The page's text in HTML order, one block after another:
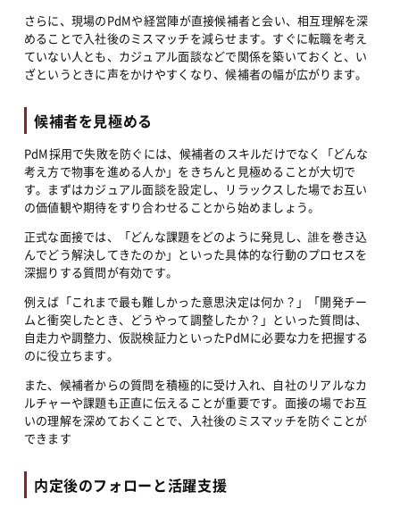
さらに、現場のPdMや経営陣が直接候補者と会い、相互理解を深
めることで入社後のミスマッチを減らせます。すぐに転職を考え
ていない人とも、カジュアル面談などで関係を築いておくと、い
ざというときに声をかけやすくなり、候補者の幅が広がります。
候補者を見極める
PdM採用で失敗を防ぐには、候補者のスキルだけでなく「どんな
考え方で物事を進める人か」をきちんと見極めることが大切で
す。まずはカジュアル面談を設定し、リラックスした場でお互い
の価値観や期待をすり合わせることから始めましょう。
正式な面接では、「どんな課題をどのように発見し、誰を巻き込
んでどう解決してきたのか」といった具体的な行動のプロセスを
深掘りする質問が有効です。
例えば「これまで最も難しかった意思決定は何か？」「開発チー
ムと衝突したとき、どうやって調整したか？」といった質問は、
自走力や調整力、仮説検証力といったPdMに必要な力を把握する
のに役立ちます。
また、候補者からの質問を積極的に受け入れ、自社のリアルなカ
ルチャーや課題も正直に伝えることが重要です。面接の場でお互
いの理解を深めておくことで、入社後のミスマッチを防ぐことが
できます
内定後のフォローと活躍支援